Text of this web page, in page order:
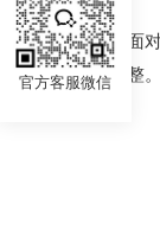
维度、多个方面
的规划作出调整
官方客服微信